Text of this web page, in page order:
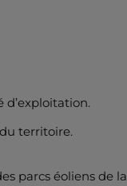
territoire.
parcs éoliens de la